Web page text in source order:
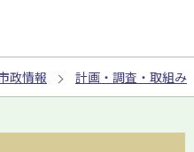
政情報 計画・調査・取組み